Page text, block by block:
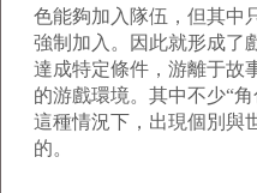
色能夠加入隊伍，但其中
強制加入。因此就形成了
達成特定條件，游離于故
的游戲環境。其中不少“
這種情況下，出現個別與
的。